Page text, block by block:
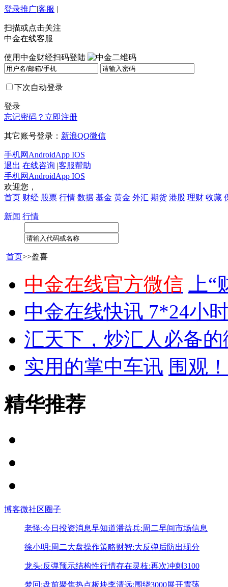
登录推广|客服 |
扫描或点击关注
中金在线客服
使用中金财经扫码登陆
下次自动登录
登录
忘记密码？ 立即注册
其它账号登录： 新浪QQ微信
手机网 AndroidApp IOS
退出 在线咨询 |客服帮助
手机网 AndroidApp IOS
欢迎您，
首页 财经 股票 行情 数据 基金 黄金 外汇 期货 港股 理财 收藏
新闻 行情
首页>>盈喜
中金在线官方微信
上
中金在线快讯 7*24小
汇天下，炒汇人必备
实用的掌中车讯 围观
精华推荐
博客微社区圈子
老怪:今日投资消息早知道潘益兵:周二早间市场信息
徐小明:周二大盘操作策略财智:大反弹后防出现分
龙头:反弹预示结构性行情存在灵枝:再次冲刺3100
梦回:盘前聚焦热点板块李清远:围绕3000展开震荡